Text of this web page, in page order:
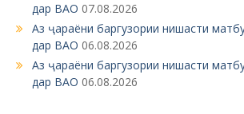
g
дар ВАО 07.08.2026
Аз ҷараёни баргузории нишасти
дар ВАО 06.08.2026
Аз ҷараёни баргузории нишасти
дар ВАО 06.08.2026